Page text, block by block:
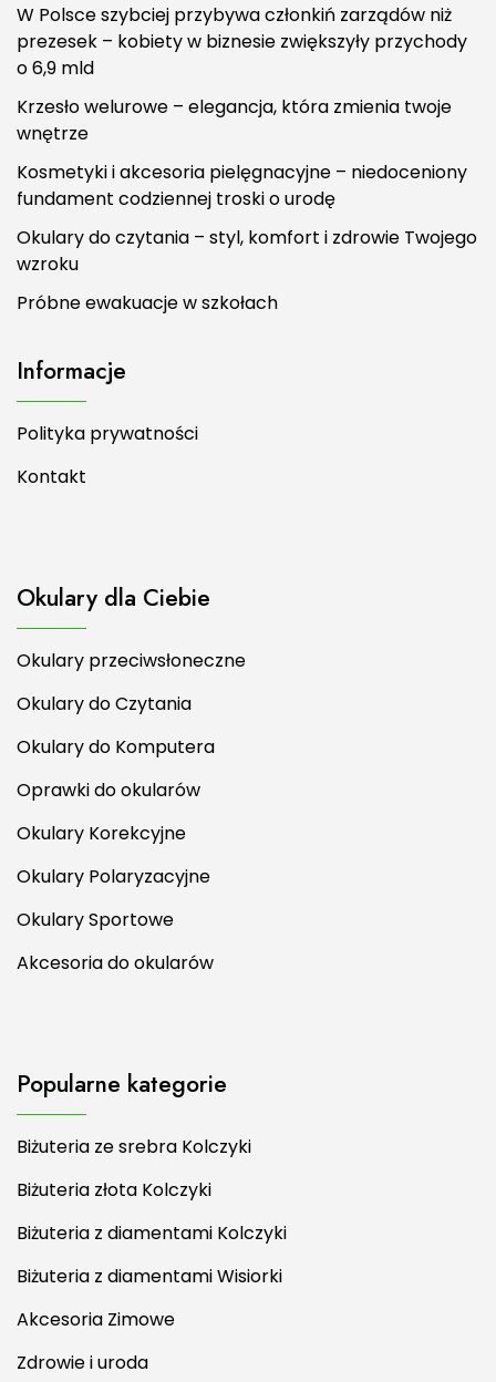
W Polsce szybciej przybywa członkiń zarządów niż
prezesek – kobiety w biznesie zwiększyły przychody
o 6,9 mld
Krzesło welurowe – elegancja, która zmienia twoje
wnętrze
Kosmetyki i akcesoria pielęgnacyjne – niedoceniony
fundament codziennej troski o urodę
Okulary do czytania – styl, komfort i zdrowie Twojego
wzroku
Próbne ewakuacje w szkołach
Informacje
Polityka prywatności
Kontakt
Okulary dla Ciebie
Okulary przeciwsłoneczne
Okulary do Czytania
Okulary do Komputera
Oprawki do okularów
Okulary Korekcyjne
Okulary Polaryzacyjne
Okulary Sportowe
Akcesoria do okularów
Popularne kategorie
Biżuteria ze srebra Kolczyki
Biżuteria złota Kolczyki
Biżuteria z diamentami Kolczyki
Biżuteria z diamentami Wisiorki
Akcesoria Zimowe
Zdrowie i uroda